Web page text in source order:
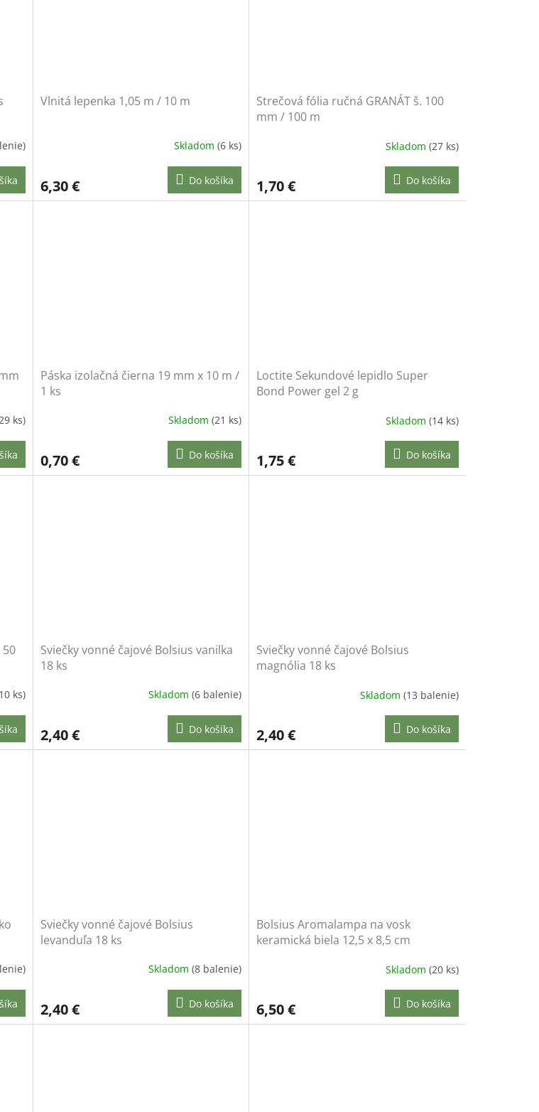
Vlnitá lepenka 1,05 m / 10 m
Skladom(6 ks)
6,30 € Do košíka
Strečová fólia ručná GRANÁT š. 100
mm / 100 m
Skladom (27 ks)
1,70 € Do košíka
ks)
Páska izolačná čierna 19 mm x 10 m /
1 ks
Skladom(21 ks)
0,70 € Do košíka
Loctite Sekundové lepidlo Super
Bond Power gel 2 g
Skladom (14 ks)
1,75 € Do košíka
ks)
Sviečky vonné čajové Bolsius vanilka
18 ks
Skladom(6 balenie)
2,40 € Do košíka
Sviečky vonné čajové Bolsius
magnólia 18 ks
Skladom (13 balenie)
2,40 € Do košíka
Sviečky vonné čajové Bolsius
levanduľa 18 ks
Skladom(8 balenie)
2,40 € Do košíka
Bolsius Aromalampa na vosk
keramická biela 12,5 x 8,5 cm
Skladom (20 ks)
6,50 € Do košíka